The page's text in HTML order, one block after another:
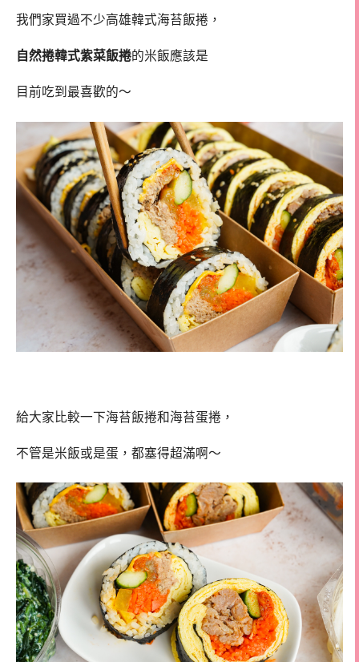
我們家買過不少高雄韓式海苔飯捲，
自然捲韓式紫菜飯捲的米飯應該是
目前吃到最喜歡的～
給大家比較一下海苔飯捲和海苔蛋捲，
不管是米飯或是蛋，都塞得超滿啊～